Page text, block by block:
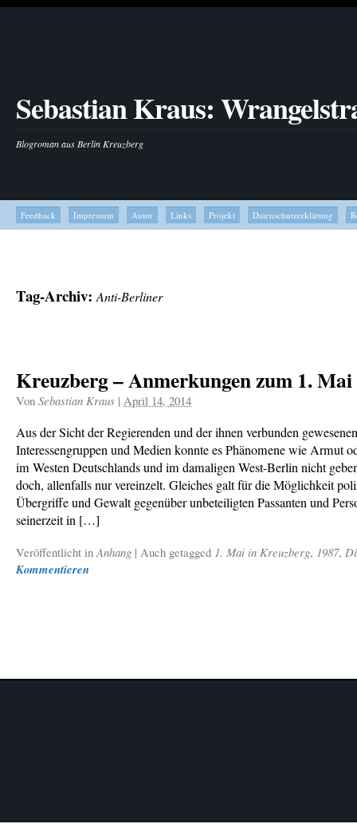
Sebastian Kraus:
Blogroman aus Berlin Kreuzberg
Feedback Impressum Autor Links Projekt Datenschutzerklärung
Tag-Archiv:Anti-Berliner
Kreuzberg – Anmerkungen zum 1. Mai
Von Sebastian Kraus | April 14, 2014
Aus der Sicht der Regierenden und der ihnen verbunden gewesenen
Interessengruppen und Medien konnte es Phänomene wie Armut
im Westen Deutschlands und im damaligen West-Berlin nicht
doch, allenfalls nur vereinzelt. Gleiches galt für die Möglichkeit
Übergriffe und Gewalt gegenüber unbeteiligten Passanten und
seinerzeit in […]
Veröffentlicht inAnhang | Auch getagged 1. Mai in Kreuzberg, 1987,
Kommentieren